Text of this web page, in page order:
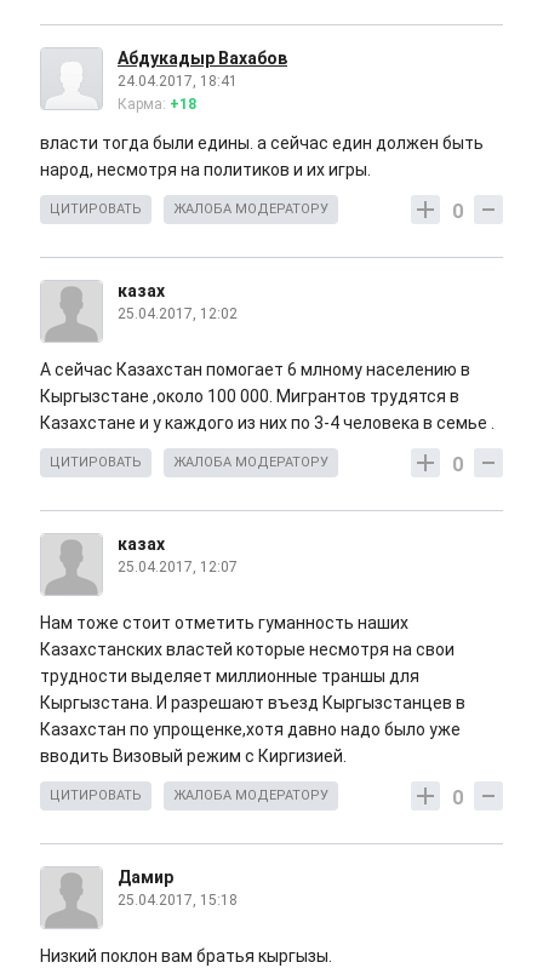
Абдукадыр Вахабов
24.04.2017, 18:41
Карма: +18
власти тогда были едины. а сейчас един должен быть
народ, несмотря на политиков и их игры.
0
ЦИТИРОВАТЬ ЖАЛОБА МОДЕРАТОРУ
казах
25.04.2017, 12:02
А сейчас Казахстан помогает 6 млному населению в
Кыргызстане ,около 100 000. Мигрантов трудятся в
Казахстане и у каждого из них по 3-4 человека в семье .
0
ЦИТИРОВАТЬ ЖАЛОБА МОДЕРАТОРУ
казах
25.04.2017, 12:07
Нам тоже стоит отметить гуманность наших
Казахстанских властей которые несмотря на свои
трудности выделяет миллионные траншы для
Кыргызстана. И разрешают въезд Кыргызстанцев в
Казахстан по упрощенке,хотя давно надо было уже
вводить Визовый режим с Киргизией.
0
ЦИТИРОВАТЬ ЖАЛОБА МОДЕРАТОРУ
Дамир
25.04.2017, 15:18
Низкий поклон вам братья кыргызы.